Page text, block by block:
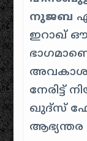
നുജബ
ഇറാഖ്
നേരിട്ട്
ഖുദ്‌സ്